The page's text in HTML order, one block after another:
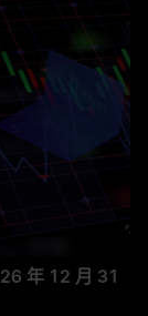
年 12 月 31